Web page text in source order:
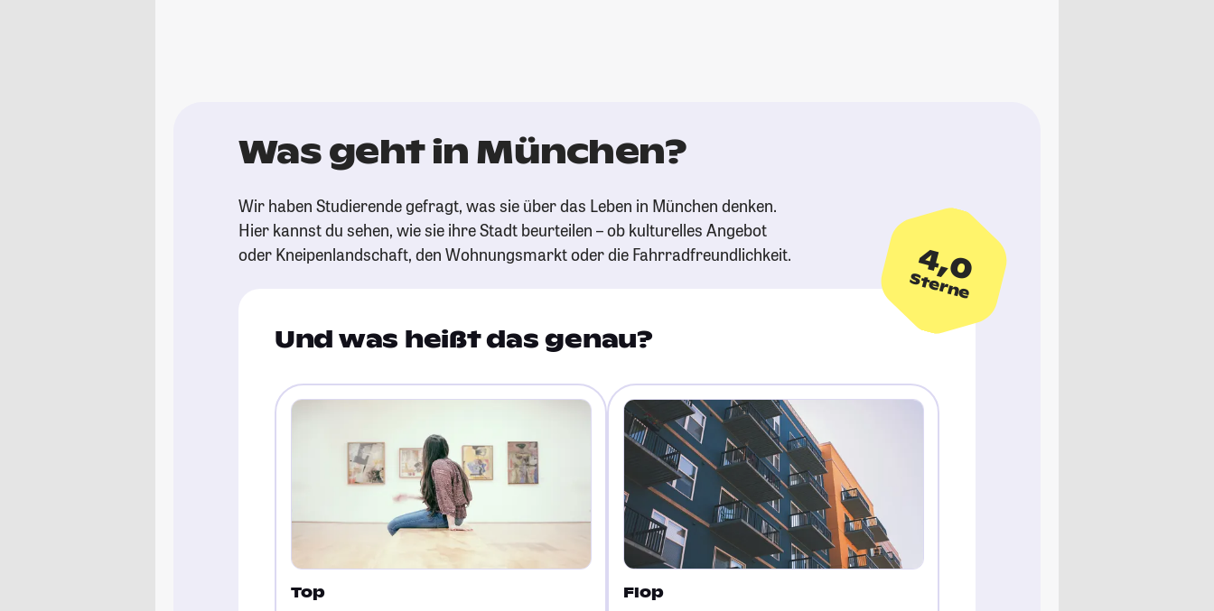
Was geht in München?
Wir haben Studierende gefragt, was sie über das Leben in München denken.
Hier kannst du sehen, wie sie ihre Stadt beurteilen – ob kulturelles Angebot
oder Kneipenlandschaft, den Wohnungsmarkt oder die Fahrradfreundlichkeit.
4,0
Sterne
Und was heißt das genau?
Top Flop